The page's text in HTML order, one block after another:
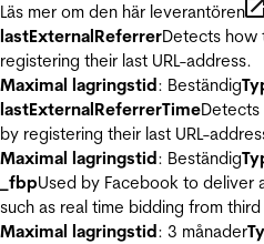
Läs mer om den här leverantören
lastExternalReferrerDetects how
registering their last URL-address.
Maximal lagringstid: Beständig
lastExternalReferrerTime
by registering their last URL-
Maximal lagringstid: Beständig
_fbpUsed by Facebook to deliver
such as real time bidding from
Maximal lagringstid: 3 månader